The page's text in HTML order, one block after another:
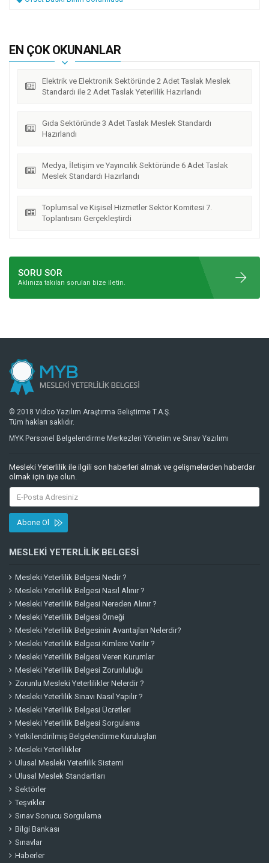
EN ÇOK OKUNANLAR
Elektrik ve Elektronik Sektöründe 2 Adet Taslak Meslek
Standardı ile 2 Adet Taslak Yeterlilik Hazırlandı
Gıda Sektöründe 3 Adet Taslak Meslek Standardı
Hazırlandı
Medya, İletişim ve Yayıncılık Sektöründe 6 Adet Taslak
Meslek Standardı Hazırlandı
Toplumsal ve Kişisel Hizmetler Sektör Komitesi 7.
Toplantısını Gerçekleştirdi
SORU SOR
Aklınıza takılan soruları bize iletin.
© 2018 Vidco Yazılım Araştırma Geliştirme T.A.Ş.
Tüm hakları saklıdır.
MYK Personel Belgelendirme Merkezleri Yönetim ve Sınav Yazılımı
Mesleki Yeterlilik ile ilgili son haberleri almak ve gelişmelerden haberdar
olmak için üye olun.
Abone Ol
MESLEKI YETERLILIK BELGESI
Mesleki Yeterlilik Belgesi Nedir ?
Mesleki Yeterlilik Belgesi Nasıl Alınır ?
Mesleki Yeterlilik Belgesi Nereden Alınır ?
Mesleki Yeterlilik Belgesi Örneği
Mesleki Yeterlilik Belgesinin Avantajları Nelerdir?
Mesleki Yeterlilik Belgesi Kimlere Verilir ?
Mesleki Yeterlilik Belgesi Veren Kurumlar
Mesleki Yeterlilik Belgesi Zorunluluğu
Zorunlu Mesleki Yeterlilikler Nelerdir ?
Mesleki Yeterlilik Sınavı Nasıl Yapılır ?
Mesleki Yeterlilik Belgesi Ücretleri
Mesleki Yeterlilik Belgesi Sorgulama
Yetkilendirilmiş Belgelendirme Kuruluşları
Mesleki Yeterlilikler
Ulusal Mesleki Yeterlilik Sistemi
Ulusal Meslek Standartları
Sektörler
Teşvikler
Sınav Sonucu Sorgulama
Bilgi Bankası
Sınavlar
Haberler